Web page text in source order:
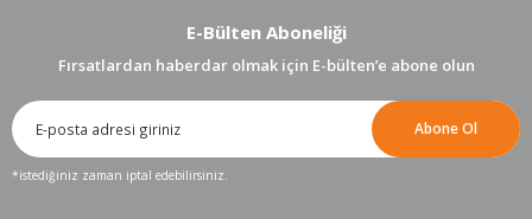
E-Bülten Aboneliği
Fırsatlardan haberdar olmak için E-bülten’e abone olun
Abone Ol
*istediğiniz zaman iptal edebilirsiniz.